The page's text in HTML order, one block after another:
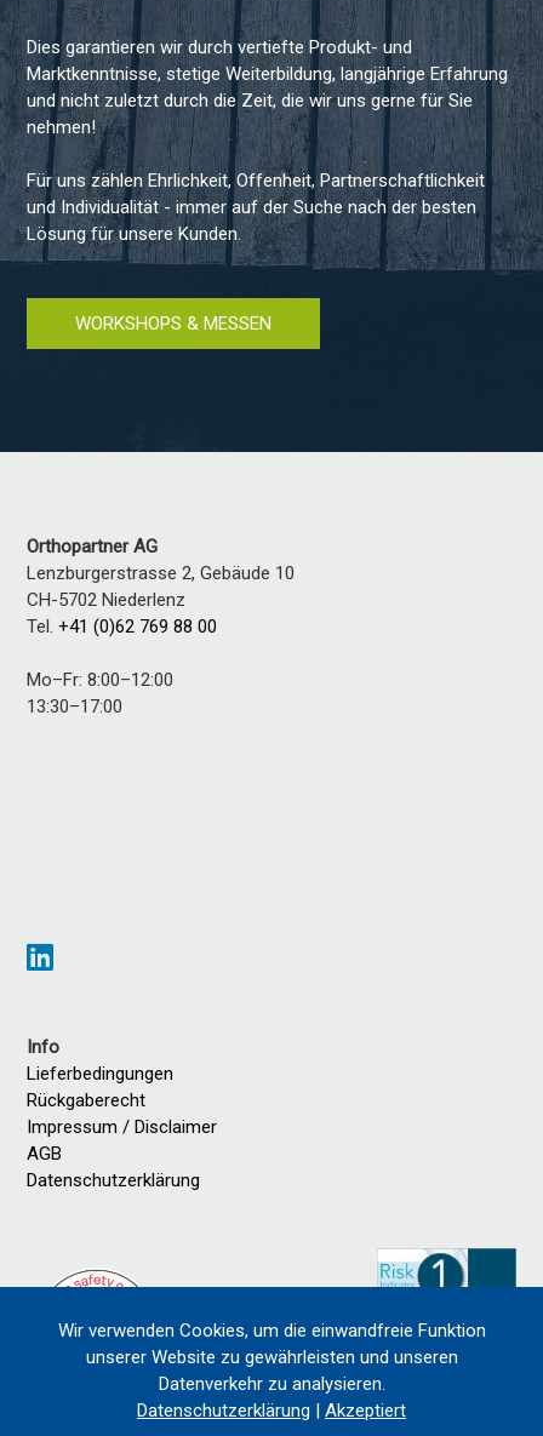
Dies garantieren wir durch vertiefte Produkt- und
Marktkenntnisse, stetige Weiterbildung, langjährige Erfahrung
und nicht zuletzt durch die Zeit, die wir uns gerne für Sie
nehmen!
Für uns zählen Ehrlichkeit, Offenheit, Partnerschaftlichkeit
und Individualität - immer auf der Suche nach der besten
Lösung für unsere Kunden.
WORKSHOPS & MESSEN
Orthopartner AG
Lenzburgerstrasse 2, Gebäude 10
CH-5702 Niederlenz
Tel.+41 (0)62 769 88 00
Mo–Fr: 8:00–12:00
13:30–17:00
Info
Lieferbedingungen
Rückgaberecht
Impressum / Disclaimer
AGB
Datenschutzerklärung
Wir verwenden Cookies, um die einwandfreie Funktion
unserer Website zu gewährleisten und unseren
Datenverkehr zu analysieren.
Datenschutzerklärung | Akzeptiert